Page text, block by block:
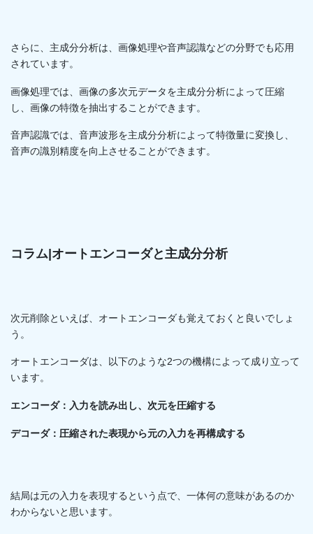
さらに、主成分分析は、画像処理や音声認識などの分野でも応用
されています。
画像処理では、画像の多次元データを主成分分析によって圧縮
し、画像の特徴を抽出することができます。
音声認識では、音声波形を主成分分析によって特徴量に変換し、
音声の識別精度を向上させることができます。
コラム|オートエンコーダと主成分分析
次元削除といえば、オートエンコーダも覚えておくと良いでしょ
う。
オートエンコーダは、以下のような2つの機構によって成り立って
います。
エンコーダ：入力を読み出し、次元を圧縮する
デコーダ：圧縮された表現から元の入力を再構成する
結局は元の入力を表現するという点で、一体何の意味があるのか
わからないと思います。